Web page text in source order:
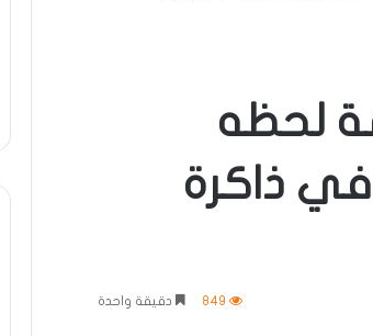
لحظه
في ذاكرة
849 دقيقة واحدة